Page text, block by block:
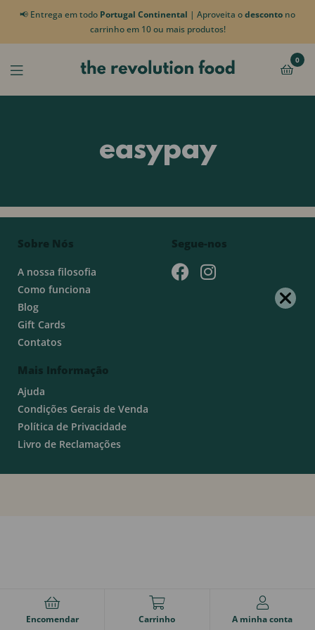
📢 Entrega em todo Portugal Continental | Aproveita odesconto no
carrinho em 10 ou mais produtos!
0
easypay
Sobre Nós
A nossa filosofia
Como funciona
Blog
Gift Cards
Contatos
Mais Informação
Ajuda
Condições Gerais de Venda
Política de Privacidade
Livro de Reclamações
Segue-nos
Encomendar Carrinho A minha conta